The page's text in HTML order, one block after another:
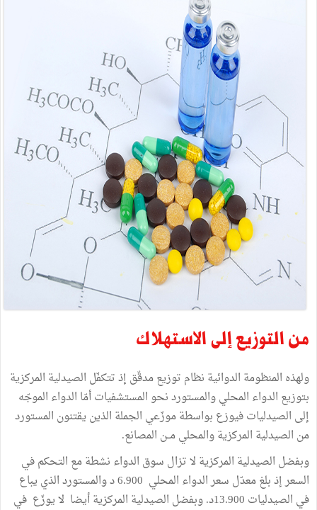
من التوزيع إلى الاستهلاك
ولهذه المنظومة الدوائية نظام توزيع مدقّق إذ تتكفّل الصيدلية المركزية
بتوزيع الدواء المحلي والمستورد نحو المستشفيات أمّا الدواء الموجّه
إلى الصيدليات فيوزع بواسطة موزّعي الجملة الذين يقتنون المستورد
من الصيدلية المركزية والمحلي مــن المصانع.
وبفضل الصيدلية المركزية لا تزال سوق الدواء نشطة مع التحكم في
السعر إذ بلغ معدّل سعر الدواء المحلي 6.900 د والمستورد الذي يباع
في الصيدليات 13.900د. وبفضل الصيدلية المركزية أيضا لا يوزّع في